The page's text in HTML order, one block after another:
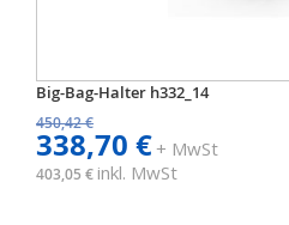
Big-Bag-Halter h332_14
450,42 €
338,70 €+ MwSt
403,05 € inkl. MwSt